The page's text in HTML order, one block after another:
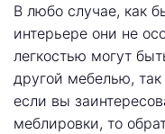
В любо случае, как
интерьере они не
легкостью могут
другой мебелью,
если вы
меблировки, то